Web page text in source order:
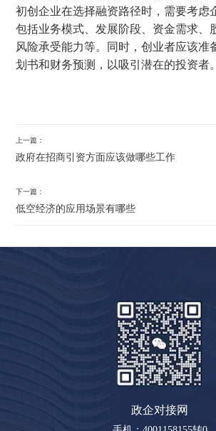
初创企业在选择融资路径时，需要考虑
包括业务模式、发展阶段、资金需求、
风险承受能力等。同时，创业者应该准
划书和财务预测，以吸引潜在的投资者。
上一篇：
政府在招商引资方面应该做哪些工作
下一篇：
低空经济的应用场景有哪些
政企对接网